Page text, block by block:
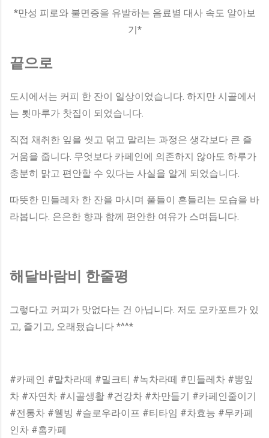
*만성 피로와 불면증을 유발하는 음료별 대사 속도 알아보
기*
끝으로
도시에서는 커피 한 잔이 일상이었습니다. 하지만 시골에서
는 툇마루가 찻집이 되었습니다.
직접 채취한 잎을 씻고 덖고 말리는 과정은 생각보다 큰 즐
거움을 줍니다. 무엇보다 카페인에 의존하지 않아도 하루가
충분히 맑고 편안할 수 있다는 사실을 알게 되었습니다.
따뜻한 민들레차 한 잔을 마시며 풀들이 흔들리는 모습을 바
라봅니다. 은은한 향과 함께 편안한 여유가 스며듭니다.
해달바람비 한줄평
그렇다고 커피가 맛없다는 건 아닙니다. 저도 모카포트가 있
고, 즐기고, 오래됐습니다 *^^*
#카페인 #말차라떼 #밀크티 #녹차라떼 #민들레차 #뽕잎
차 #자연차 #시골생활 #건강차 #차만들기 #카페인줄이기
#전통차 #웰빙 #슬로우라이프 #티타임 #차효능 #무카페
인차 #홈카페